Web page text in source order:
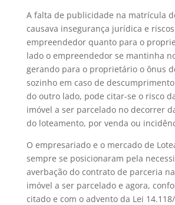
A falta de publicidade na matrícula
causava insegurança jurídica e
empreendedor quanto para o
lado o empreendedor se mantinha
gerando para o proprietário o ônus
sozinho em caso de
do outro lado, pode citar-se o risco
imóvel a ser parcelado no decorrer
do loteamento, por venda ou
O empresariado e o mercado de
sempre se posicionaram pela
averbação do contrato de parceria
imóvel a ser parcelado e agora,
citado e com o advento da Lei